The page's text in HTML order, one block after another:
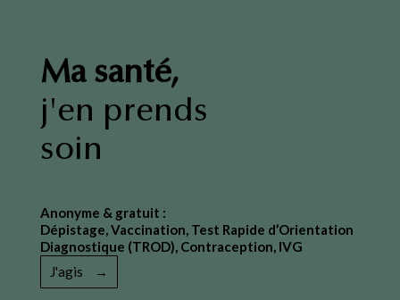
Ma santé,
j'en prends
soin
Anonyme & gratuit :
Dépistage, Vaccination, Test Rapide d’Orientation
Diagnostique (TROD), Contraception, IVG
J'agis
→